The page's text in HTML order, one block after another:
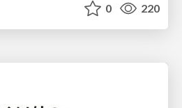
0 220